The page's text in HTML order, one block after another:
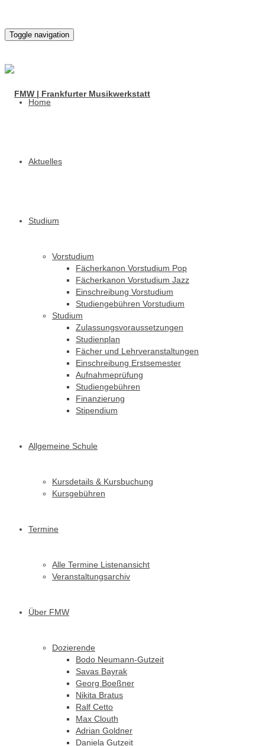
Toggle navigation
Home
Aktuelles
Studium
Vorstudium
Fächerkanon Vorstudium Pop
Fächerkanon Vorstudium Jazz
Einschreibung Vorstudium
Studiengebühren Vorstudium
Studium
Zulassungsvoraussetzungen
Studienplan
Fächer und Lehrveranstaltungen
Einschreibung Erstsemester
Aufnahmeprüfung
Studiengebühren
Finanzierung
Stipendium
Allgemeine Schule
Kursdetails & Kursbuchung
Kursgebühren
Termine
Alle Termine Listenansicht
Veranstaltungsarchiv
Über FMW
Dozierende
Bodo Neumann-Gutzeit
Savas Bayrak
Georg Boeßner
Nikita Bratus
Ralf Cetto
Max Clouth
Adrian Goldner
Daniela Gutzeit